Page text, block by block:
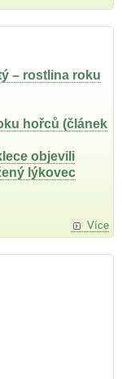
– rostlina roku
hořců (článek
objevili
lýkovec
Více